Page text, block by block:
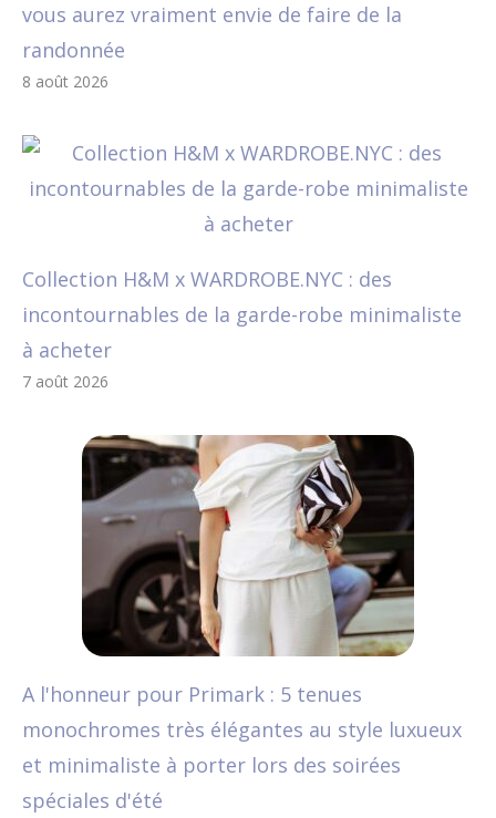
vous aurez vraiment envie de faire de la
randonnée
8 août 2026
Collection H&M x WARDROBE.NYC : des
incontournables de la garde-robe minimaliste
à acheter
7 août 2026
A l'honneur pour Primark : 5 tenues
monochromes très élégantes au style luxueux
et minimaliste à porter lors des soirées
spéciales d'été